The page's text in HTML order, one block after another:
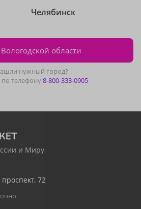
Челябинск
области
нужный город?
телефону8-800-333-0905
и Миру
72